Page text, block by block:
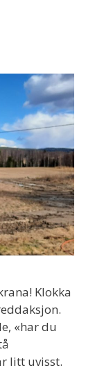
Klokka
«har du
litt uvisst.